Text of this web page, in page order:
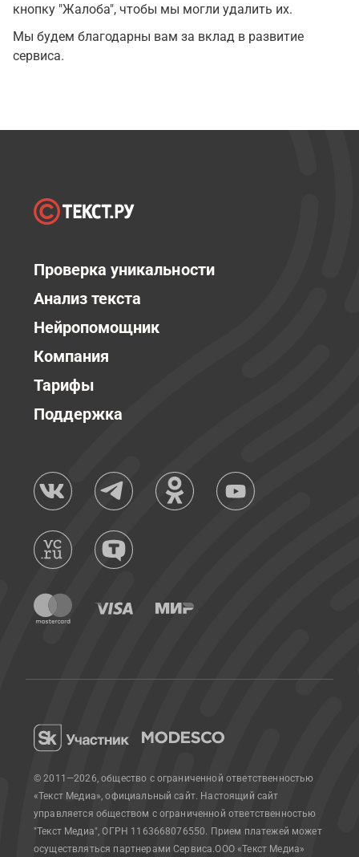
кнопку "Жалоба", чтобы мы могли удалить их.
Мы будем благодарны вам за вклад в развитие
сервиса.
Проверка уникальности
Анализ текста
Нейропомощник
Компания
Тарифы
Поддержка
© 2011—2026, общество с ограниченной ответственностью
«Текст Медиа», официальный сайт. Настоящий сайт
управляется обществом с ограниченной ответственностью
"Текст Медиа", ОГРН 1163668076550. Прием платежей может
осуществляться партнерами Сервиса.ООО «Текст Медиа»